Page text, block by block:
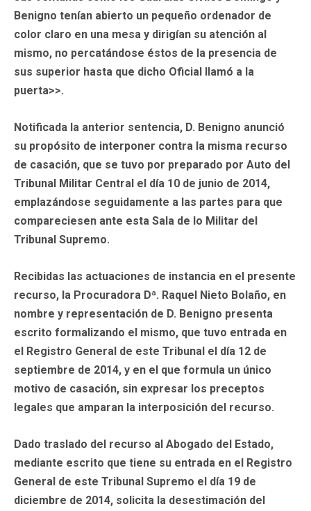
Benigno tenían abierto un pequeño ordenador de
color claro en una mesa y dirigían su atención al
mismo, no percatándose éstos de la presencia de
sus superior hasta que dicho Oficial llamó a la
puerta>>.
Notificada la anterior sentencia, D. Benigno anunció
su propósito de interponer contra la misma recurso
de casación, que se tuvo por preparado por Auto del
Tribunal Militar Central el día 10 de junio de 2014,
emplazándose seguidamente a las partes para que
compareciesen ante esta Sala de lo Militar del
Tribunal Supremo.
Recibidas las actuaciones de instancia en el presente
recurso, la Procuradora Dª. Raquel Nieto Bolaño, en
nombre y representación de D. Benigno presenta
escrito formalizando el mismo, que tuvo entrada en
el Registro General de este Tribunal el día 12 de
septiembre de 2014, y en el que formula un único
motivo de casación, sin expresar los preceptos
legales que amparan la interposición del recurso.
Dado traslado del recurso al Abogado del Estado,
mediante escrito que tiene su entrada en el Registro
General de este Tribunal Supremo el día 19 de
diciembre de 2014, solicita la desestimación del